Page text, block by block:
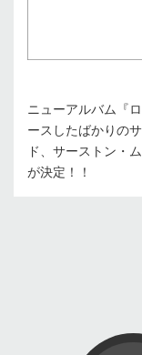
ニューアルバム『
ースしたばかりの
ド、サーストン・
が決定！！